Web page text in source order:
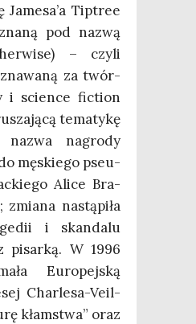
Tip­tree
pod nazwą
– czy­li
za twór­
i scien­ce fic­tion
tema­ty­kę
nazwa nagro­dy
męskie­go pseu­
Ali­ce Bra­
zmia­na nastą­pi­ła
i skan­da­lu
pisar­ką. W 1996
Euro­pej­ską
Char­le­sa-Veil­
kłam­stwa” oraz